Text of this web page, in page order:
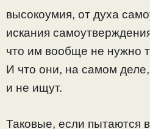
высокоумия, от духа
искания
что им вообще не нужно
И что они, на самом
и не ищут.
Таковые, если пытаются